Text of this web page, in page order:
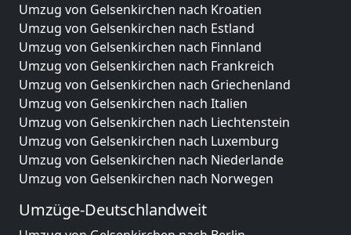
Umzug von Gelsenkirchen nach Kroatien
Umzug von Gelsenkirchen nach Estland
Umzug von Gelsenkirchen nach Finnland
Umzug von Gelsenkirchen nach Frankreich
Umzug von Gelsenkirchen nach Griechenland
Umzug von Gelsenkirchen nach Italien
Umzug von Gelsenkirchen nach Liechtenstein
Umzug von Gelsenkirchen nach Luxemburg
Umzug von Gelsenkirchen nach Niederlande
Umzug von Gelsenkirchen nach Norwegen
Umzüge-Deutschlandweit